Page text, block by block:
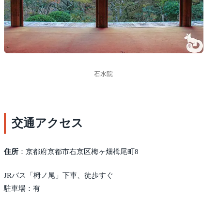
石水院
交通アクセス
住所 ：京都府京都市右京区梅ヶ畑栂尾町8
JRバス「栂ノ尾」下車、徒歩すぐ
駐車場：有